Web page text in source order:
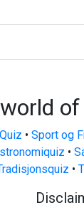
of
• Sport og
•
•